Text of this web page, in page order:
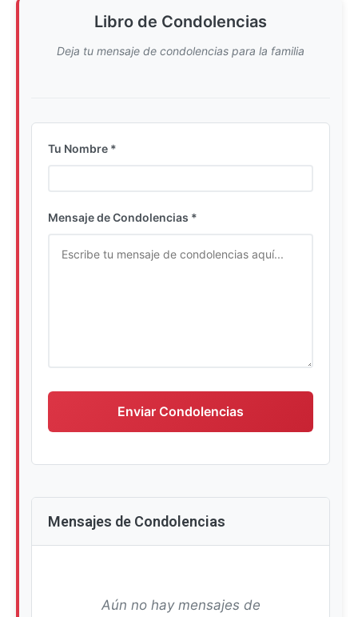
Libro de Condolencias
Deja tu mensaje de condolencias para la familia
Tu Nombre *
Mensaje de Condolencias *
Enviar Condolencias
Mensajes de Condolencias
Aún no hay mensajes de